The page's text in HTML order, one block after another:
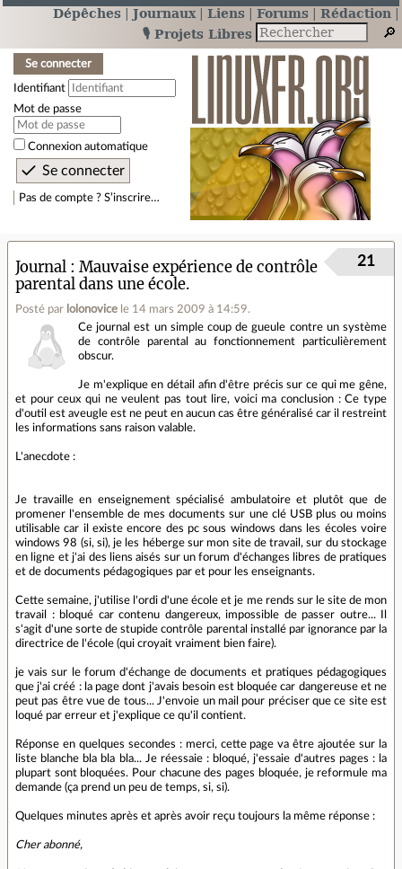
Dépêches Journaux Liens Forums
Rédaction
🎙️ Projets Libres
Se connecter
Identifiant
Mot de passe
Connexion automatique
Pas de compte ? S’inscrire…
Journal
Mauvaise expérience de contrôle
parental dans une école.
Posté par lolonovice le 14 mars 2009 à 14:59.
21
Ce journal est un simple coup de gueule contre un système
de contrôle parental au fonctionnement particulièrement
obscur.
Je m'explique en détail afin d'être précis sur ce qui me gêne,
et pour ceux qui ne veulent pas tout lire, voici ma conclusion : Ce type
d'outil est aveugle est ne peut en aucun cas être généralisé car il restreint
les informations sans raison valable.
L'anecdote :
Je travaille en enseignement spécialisé ambulatoire et plutôt que de
promener l'ensemble de mes documents sur une clé USB plus ou moins
utilisable car il existe encore des pc sous windows dans les écoles voire
windows 98 (si, si), je les héberge sur mon site de travail, sur du stockage
en ligne et j'ai des liens aisés sur un forum d'échanges libres de pratiques
et de documents pédagogiques par et pour les enseignants.
Cette semaine, j'utilise l'ordi d'une école et je me rends sur le site de mon
travail : bloqué car contenu dangereux, impossible de passer outre... Il
s'agit d'une sorte de stupide contrôle parental installé par ignorance par la
directrice de l'école (qui croyait vraiment bien faire).
je vais sur le forum d'échange de documents et pratiques pédagogiques
que j'ai créé : la page dont j'avais besoin est bloquée car dangereuse et ne
peut pas être vue de tous... J'envoie un mail pour préciser que ce site est
loqué par erreur et j'explique ce qu'il contient.
Réponse en quelques secondes : merci, cette page va être ajoutée sur la
liste blanche bla bla bla... Je réessaie : bloqué, j'essaie d'autres pages : la
plupart sont bloquées. Pour chacune des pages bloquée, je reformule ma
demande (ça prend un peu de temps, si, si).
Quelques minutes après et après avoir reçu toujours la même réponse :
Cher abonné,